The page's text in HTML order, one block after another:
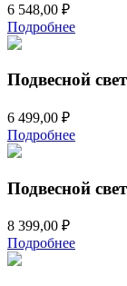
6 548,00 ₽
Подробнее
Подвесной
6 499,00 ₽
Подробнее
Подвесной
8 399,00 ₽
Подробнее